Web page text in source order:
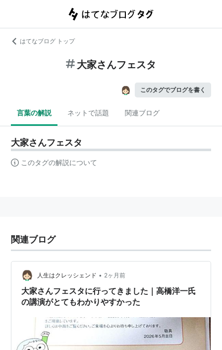
はてなブログ トップ
大家さんフェスタ
このタグでブログを書く
言葉の解説 ネットで話題 関連ブログ
大家さんフェスタ
このタグの解説について
関連ブログ
人生はクレッシェンド • 2ヶ月前
大家さんフェスタに行ってきました｜高橋洋一氏
の講演がとてもわかりやすかった